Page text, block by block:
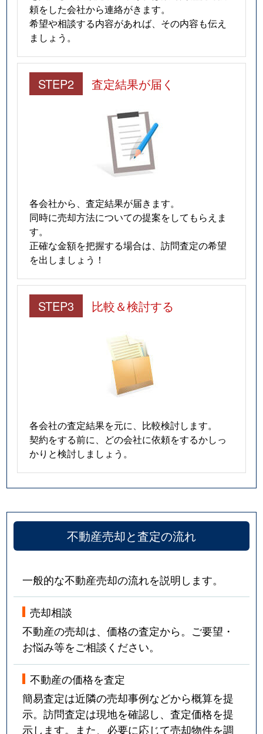
頼をした会社から連絡がきます。
希望や相談する内容があれば、その内容も伝え
ましょう。
STEP2 査定結果が届く
各会社から、査定結果が届きます。
同時に売却方法についての提案をしてもらえま
す。
正確な金額を把握する場合は、訪問査定の希望
を出しましょう！
STEP3 比較＆検討する
各会社の査定結果を元に、比較検討します。
契約をする前に、どの会社に依頼をするかしっ
かりと検討しましょう。
不動産売却と査定の流れ
一般的な不動産売却の流れを説明します。
売却相談
不動産の売却は、価格の査定から。ご要望・
お悩み等をご相談ください。
不動産の価格を査定
簡易査定は近隣の売却事例などから概算を提
示。訪問査定は現地を確認し、査定価格を提
示します。また、必要に応じて売却物件を調